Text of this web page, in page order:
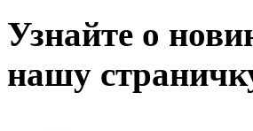
Узнайте о
нашу